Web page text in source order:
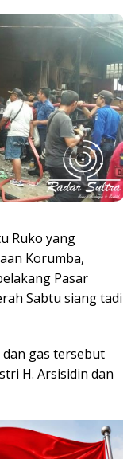
Ruko yang
Korumba,
Pasar
Sabtu siang tadi
gas tersebut
H. Arsisidin dan